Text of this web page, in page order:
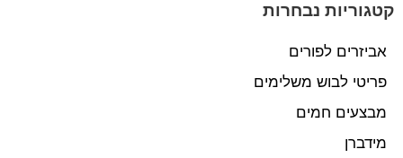
קטגוריות נבחרות
אביזרים לפורים
פריטי לבוש משלימים
מבצעים חמים
מידברן